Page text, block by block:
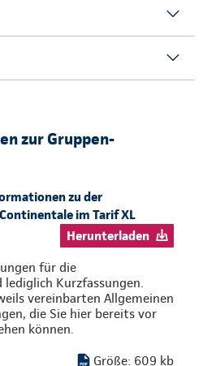
zur Gruppen-
zu der
im Tarif XL
Herunterladen
für die
Kurzfassungen.
vereinbarten Allgemeinen
die Sie hier bereits vor
können.
Größe: 609 kb